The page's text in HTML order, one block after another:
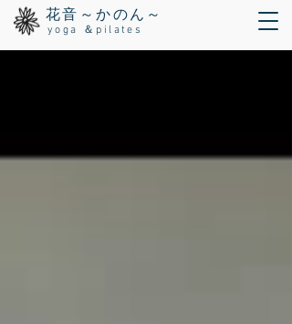
花音～かのん～
yoga ＆pilates